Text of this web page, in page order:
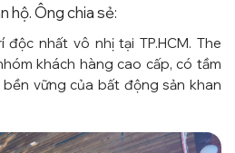
hộ. Ông chia sẻ:
độc nhất vô nhị tại TP.HCM. The
khách hàng cao cấp, có tầm
vững của bất động sản khan